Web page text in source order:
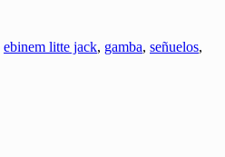
ebinem litte jack, gamba, señuelos,